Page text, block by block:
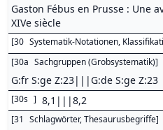
Gaston Fébus en Prusse : Une
XIVe siècle
[30 Systematik-Notationen,
[30a Sachgruppen (Grobsystematik)]
G:fr S:ge Z:23|||G:de S:ge Z:23
[30s ] 8,1|||8,2
[31 Schlagwörter, Thesaurusbegriffe]